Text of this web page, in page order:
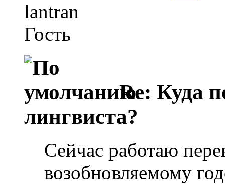
lantran
Гость
Re: Куда
лингвиста?
Сейчас работаю
возобновляемому